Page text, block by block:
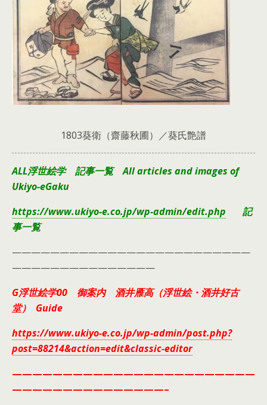
1803葵衛（齋藤秋圃）／葵氏艶譜
ALL浮世絵学 記事一覧 All articles and images of
Ukiyo-eGaku
https://www.ukiyo-e.co.jp/wp-admin/edit.php 記
事一覧
—————————————————————————
———————————————
G浮世絵学00 御案内 酒井雁高（浮世絵・酒井好古
堂） Guide
https://www.ukiyo-e.co.jp/wp-admin/post.php?
post=88214&action=edit&classic-editor
————————————————————————
———————————————–